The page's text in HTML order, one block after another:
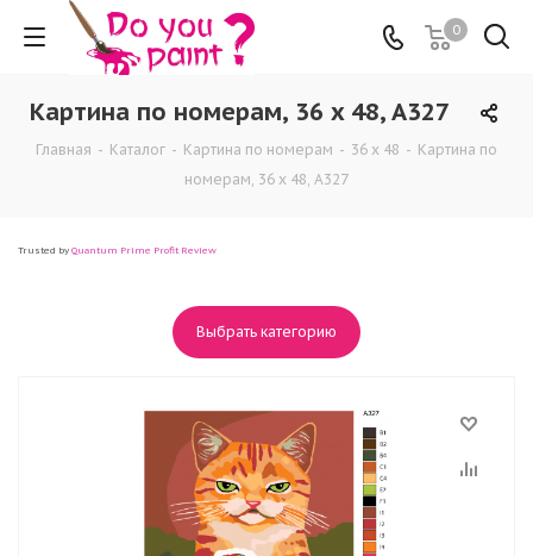
0
Картина по номерам, 36 x 48, A327
Главная - Каталог - Картина по номерам - 36 x 48 - Картина по
номерам, 36 x 48, A327
Trusted by Quantum Prime Profit Review
Выбрать категорию